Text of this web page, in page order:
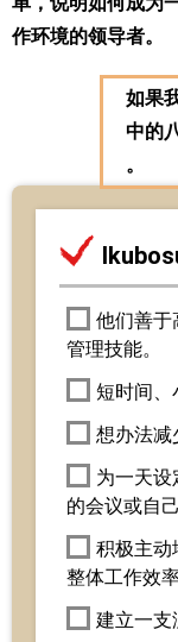
作环境的领导者。
如果
中的
。
他们善于
管理技能。
短时间、
想办法减
为一天设
的会议或自
积极主动
整体工作效率
建立一支